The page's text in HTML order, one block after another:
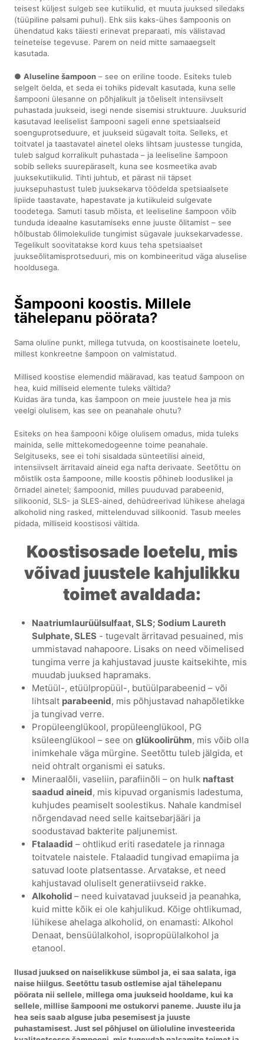
teisest küljest sulgeb see kutiikulid, et muuta juuksed siledaks
(tüüpiline palsami puhul). Ehk siis kaks-ühes šampoonis on
ühendatud kaks täiesti erinevat preparaati, mis välistavad
teineteise tegevuse. Parem on neid mitte samaaegselt
kasutada.
●Aluseline šampoon – see on eriline toode. Esiteks tuleb
selgelt öelda, et seda ei tohiks pidevalt kasutada, kuna selle
šampooni ülesanne on põhjalikult ja tõeliselt intensiivselt
puhastada juukseid, isegi nende sisemisi struktuure. Juuksurid
kasutavad leeliselist šampooni sageli enne spetsiaalseid
soenguprotseduure, et juukseid sügavalt toita. Selleks, et
toitvatel ja taastavatel ainetel oleks lihtsam juustesse tungida,
tuleb salgud korralikult puhastada – ja leeliseline šampoon
sobib selleks suurepäraselt, kuna see kosmeetika avab
juuksekutiikulid. Tihti juhtub, et pärast nii täpset
juuksepuhastust tuleb juuksekarva töödelda spetsiaalsete
lipiide taastavate, hapestavate ja kutiikuleid sulgevate
toodetega. Samuti tasub mõista, et leeliseline šampoon võib
tunduda ideaalne kasutamiseks enne juuste õlitamist – see
hõlbustab õlimolekulide tungimist sügavale juuksekarvadesse.
Tegelikult soovitatakse kord kuus teha spetsiaalset
juukseõlitamisprotseduuri, mis on kombineeritud väga aluselise
hooldusega.
Šampooni koostis. Millele
tähelepanu pöörata?
Sama oluline punkt, millega tutvuda, on koostisainete loetelu,
millest konkreetne šampoon on valmistatud.
Millised koostise elemendid määravad, kas teatud šampoon on
hea, kuid milliseid elemente tuleks vältida?
Kuidas ära tunda, kas šampoon on meie juustele hea ja mis
veelgi olulisem, kas see on peanahale ohutu?
Esiteks on hea šampooni kõige olulisem omadus, mida tuleks
mainida, selle mittekomedogeenne toime peanahale.
Selgituseks, see ei tohi sisaldada sünteetilisi aineid,
intensiivselt ärritavaid aineid ega nafta derivaate. Seetõttu on
mõistlik osta šampoone, mille koostis põhineb looduslikel ja
õrnadel ainetel; šampoonid, milles puuduvad parabeenid,
silikoonid, SLS- ja SLES-ained, dehüdreerivad lühikese ahelaga
alkoholid ning rasked, mittelenduvad silikoonid. Tasub meeles
pidada, milliseid koostisosi vältida.
Koostisosade loetelu, mis
võivad juustele kahjulikku
toimet avaldada:
Naatriumlaurüülsulfaat, SLS; Sodium Laureth
Sulphate, SLES - tugevalt ärritavad pesuained, mis
ummistavad nahapoore. Lisaks on need võimelised
tungima verre ja kahjustavad juuste kaitsekihte, mis
muudab juuksed hapramaks.
Metüül-, etüülpropüül-, butüülparabeenid – või
lihtsalt parabeenid, mis põhjustavad nahapõletikke
ja tungivad verre.
Propüleenglükool, propüleenglükool, PG
ksüleenglükool – see onglükoolirühm, mis võib olla
inimkehale väga mürgine. Seetõttu tuleb jälgida, et
neid ohtralt organismi ei satuks.
Mineraalõli, vaseliin, parafiinõli – on hulk naftast
saadud aineid, mis kipuvad organismis ladestuma,
kuhjudes peamiselt soolestikus. Nahale kandmisel
nõrgendavad need selle kaitsebarjääri ja
soodustavad bakterite paljunemist.
Ftalaadid – ohtlikud eriti rasedatele ja rinnaga
toitvatele naistele. Ftalaadid tungivad emapiima ja
satuvad loote platsentasse. Arvatakse, et need
kahjustavad oluliselt generatiivseid rakke.
Alkoholid– need kuivatavad juukseid ja peanahka,
kuid mitte kõik ei ole kahjulikud. Kõige ohtlikumad,
lühikese ahelaga alkoholid, on enamasti: Alkohol
Denaat, bensüülalkohol, isopropüülalkohol ja
etanool.
Ilusad juuksed on naiselikkuse sümbol ja, ei saa salata, iga
naise hiilgus. Seetõttu tasub ostlemise ajal tähelepanu
pöörata nii sellele, millega oma juukseid hooldame, kui ka
sellele, millise šampooni me ostukorvi paneme. Juuste ilu ja
hea seis saab alguse juba pesemisest ja juuste
puhastamisest. Just sel põhjusel on ülioluline investeerida